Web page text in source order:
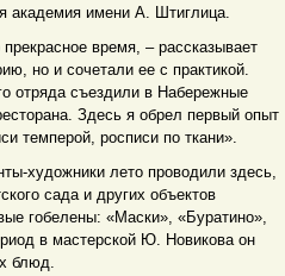
академия имени А. Штиглица.
время, – рассказывает
но и сочетали ее с практикой.
отряда съездили в Набережные
Здесь я обрел первый опыт
темперой, росписи по ткани».
художники лето проводили здесь,
сада и других объектов
гобелены: «Маски», «Буратино»,
в мастерской Ю. Новикова он
блюд.